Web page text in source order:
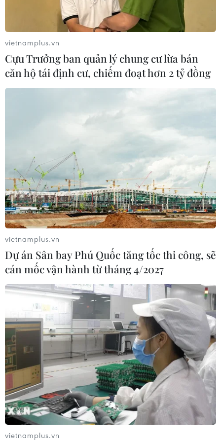
Động lực mới cho hợp tác thương
mại Việt Nam-Australia
08/08/2026 12:20
Tổng thống Iran nhấn mạnh Tehran
sẽ không bị ép buộc phải đầu hàng
Việt Nam-Ấn Độ thúc đẩy hợp tác
nghiên cứu, đào tạo và tư vấn chính
sách
08/08/2026 10:28
59 năm ASEAN: Giữ vững đoàn kết,
định hình tương lai
08/08/2026 10:09
Iceland trước cuộc trưng cầu ý dân
về nối lại đàm phán gia nhập EU
08/08/2026 07:54
Italy bác tối hậu thư của Tây Ban Nha
về kiểm soát biên giới
08/08/2026 07:27
vietnamplus.vn
Cựu Trưởng ban quản lý chung cư lừa bán
căn hộ tái định cư, chiếm đoạt hơn 2 tỷ đồng
vietnamplus.vn
Dự án Sân bay Phú Quốc tăng tốc thi công, sẽ
cán mốc vận hành từ tháng 4/2027
vietnamplus.vn